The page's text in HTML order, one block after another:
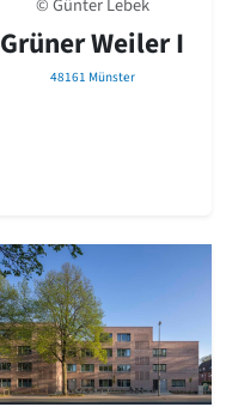
Grüner Weiler I
48161 Münster